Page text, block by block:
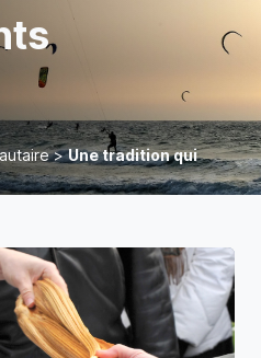
>Une tradition qui